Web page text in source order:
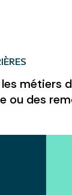
métiers
ou des